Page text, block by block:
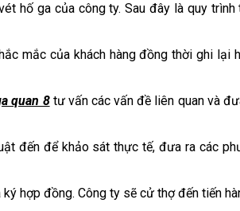
hố ga của công ty. Sau đây là quy
mắc của khách hàng đồng thời ghi lại
quan 8tư vấn các vấn đề liên quan và
đến để khảo sát thực tế, đưa ra các
hợp đồng. Công ty sẽ cử thợ đến tiến